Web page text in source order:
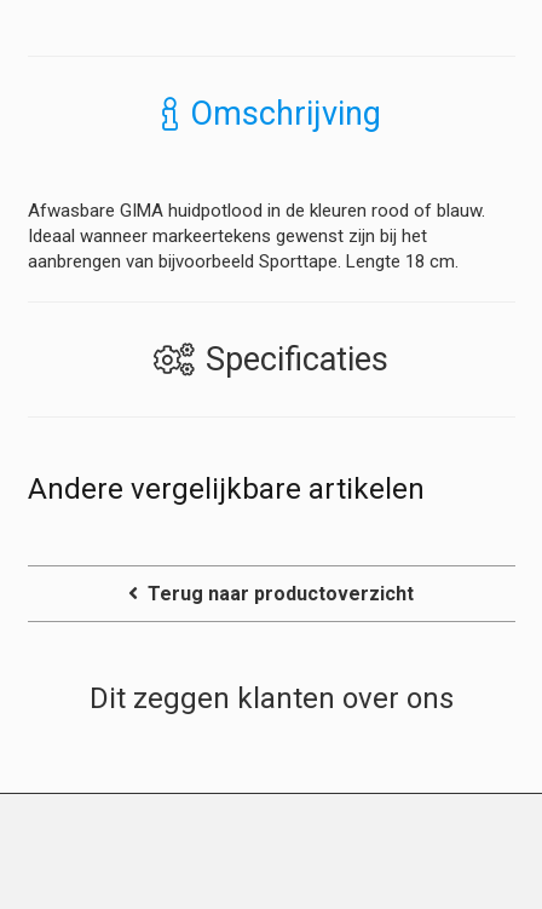
Omschrijving
Afwasbare GIMA huidpotlood in de kleuren rood of blauw.
Ideaal wanneer markeertekens gewenst zijn bij het
aanbrengen van bijvoorbeeld Sporttape. Lengte 18 cm.
Specificaties
Andere vergelijkbare artikelen
Terug naar productoverzicht
Dit zeggen klanten over ons